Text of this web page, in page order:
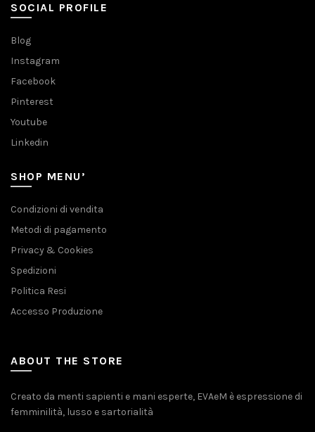
SOCIAL PROFILE
Blog
Instagram
Facebook
Pinterest
Youtube
Linkedin
SHOP MENU’
Condizioni di vendita
Metodi di pagamento
Privacy & Cookies
Spedizioni
Politica Resi
Accesso Produzione
ABOUT THE STORE
Creato da menti sapienti e mani esperte, EVAeM è espressione di
femminilità, lusso e sartorialità